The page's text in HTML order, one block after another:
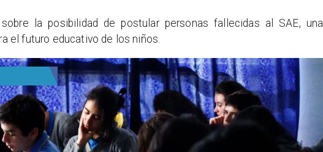
la posibilidad de postular personas fallecidas al SAE, una
el futuro educativo de los niños.